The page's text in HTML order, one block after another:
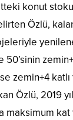
konut
Özlü,
zemin+4 katlı
Özlü, 2019
maksimum